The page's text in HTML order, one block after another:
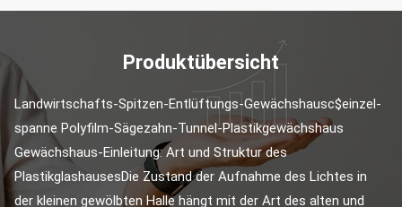
Produktübersicht
Landwirtschafts-Spitzen-Entlüftungs-Gewächshausc$einzel-
spanne Polyfilm-Sägezahn-Tunnel-Plastikgewächshaus
Gewächshaus-Einleitung: Art und Struktur des
PlastikglashausesDie Zustand der Aufnahme des Lichtes in
der kleinen gewölbten Halle hängt mit der Art des alten und